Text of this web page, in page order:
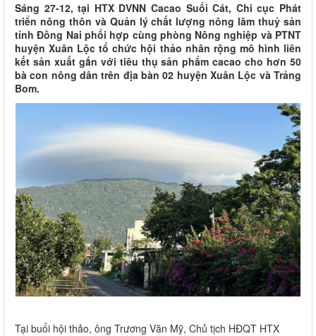
Sáng 27-12, tại HTX DVNN Cacao Suối Cát, Chi cục Phát
triển nông thôn và Quản lý chất lượng nông lâm thuỷ sản
tỉnh Đồng Nai phối hợp cùng phòng Nông nghiệp và PTNT
huyện Xuân Lộc tổ chức hội thảo nhân rộng mô hình liên
kết sản xuất gắn với tiêu thụ sản phẩm cacao cho hơn 50
bà con nông dân trên địa bàn 02 huyện Xuân Lộc và Trảng
Bom.
Tại buổi hội thảo, ông Trương Văn Mỹ, Chủ tịch HĐQT HTX